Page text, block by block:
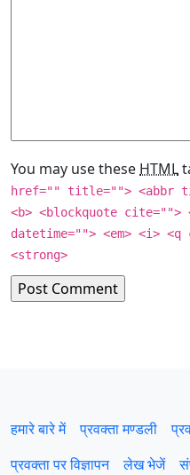
You may use these HTML
href="" title=""> <abbr
<b> <blockquote cite="">
datetime=""> <em> <i>
<strong>
हमारे बारे में प्रवक्‍ता मण्डली
प्रवक्ता पर विज्ञापन
लेख भेजें